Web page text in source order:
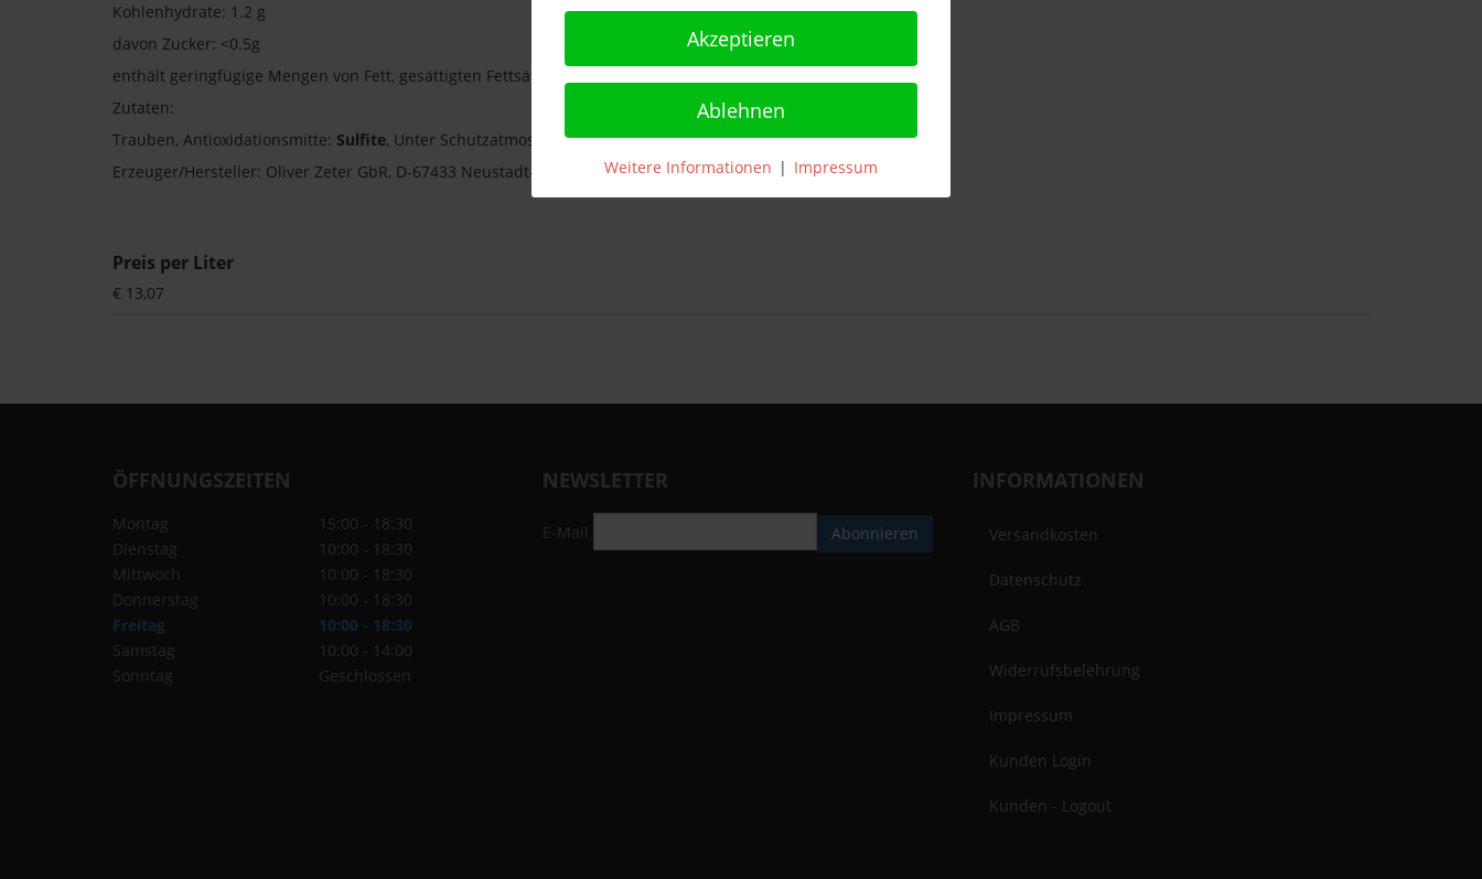
Kohlenhydrate: 1.2 g
davon Zucker: <0.5g
enthält geringfügige Mengen von Fett, gesättigten Fettsäuren, Eiweiß und Salz.
Zutaten:
Trauben, Antioxidationsmitte: Sulfite, Unter Schutzatmosphäre abgefüllt
Erzeuger/Hersteller: Oliver Zeter GbR, D-67433 Neustadt-Haardt
Preis per Liter
€ 13,07
ÖFFNUNGSZEITEN
Montag
15:00 - 18:30
Dienstag
10:00 - 18:30
Mittwoch
10:00 - 18:30
Donnerstag
10:00 - 18:30
Freitag
10:00 - 18:30
Samstag
10:00 - 14:00
Sonntag
Geschlossen
NEWSLETTER
E-Mail Abonnieren
INFORMATIONEN
Versandkosten
Datenschutz
AGB
Widerrufsbelehrung
Impressum
Kunden Login
Kunden - Logout
Akzeptieren
Ablehnen
Weitere Informationen | Impressum